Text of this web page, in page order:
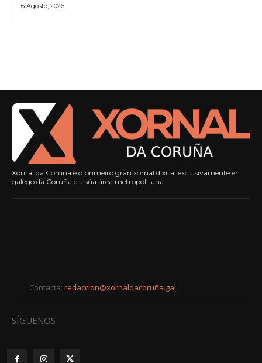
6 Agosto, 2026
Xornal da Coruña é o primeiro gran xornal dixital exclusivamente en
galego da Coruña e a súa área metropolitana
Contacta: redaccion@xornaldacoruña.gal
SÍGUENOS